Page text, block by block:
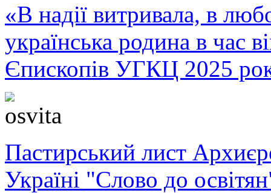
«В надії витривала, в
українська родина в час
Єпископів УГКЦ 2025
Пастирський лист
Україні "Слово до